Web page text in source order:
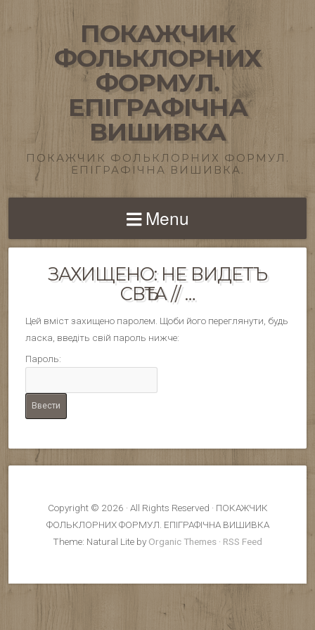
ПОКАЖЧИК
ФОЛЬКЛОРНИХ
ФОРМУЛ.
ЕПІГРАФІЧНА
ВИШИВКА
ПОКАЖЧИК ФОЛЬКЛОРНИХ ФОРМУЛ.
ЕПІГРАФІЧНА ВИШИВКА.
Menu
ЗАХИЩЕНО: НЕ ВИДЕТЪ
СВѢТА // …
Цей вміст захищено паролем. Щоби його переглянути, будь
ласка, введіть свій пароль нижче:
Пароль:
Copyright © 2026 · All Rights Reserved · ПОКАЖЧИК
ФОЛЬКЛОРНИХ ФОРМУЛ. ЕПІГРАФІЧНА ВИШИВКА
Theme: Natural Lite by Organic Themes · RSS Feed